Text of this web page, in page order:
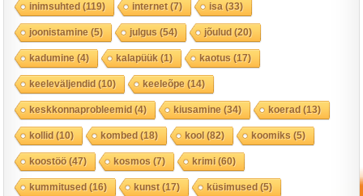
inimsuhted(119) internet(7) isa (33)
joonistamine (5) julgus (54) jõulud(20)
kadumine (4) kalapüük (1) kaotus (17)
keeleväljendid(10) keeleõpe (14)
keskkonnaprobleemid(4) kiusamine (34) koerad(13)
kollid(10) kombed(18) kool(82) koomiks (5)
koostöö(47) kosmos (7) krimi(60)
kummitused(16) kunst(17) küsimused(5)